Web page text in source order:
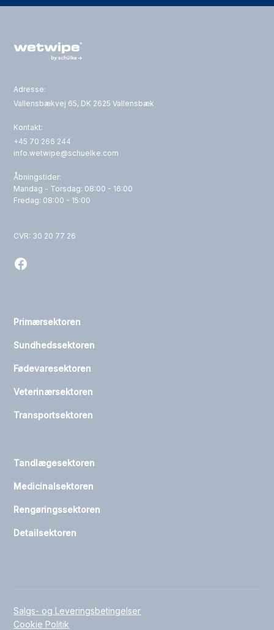
Adresse:
Vallensbækvej 65, DK 2625 Vallensbæk
Kontakt:
+45 70 266 244
info.wetwipe@schuelke.com
Åbningstider:
Mandag - Torsdag: 08:00 - 16:00
Fredag: 08:00 - 15:00
CVR: 30 20 77 26
Primærsektoren
Sundhedssektoren
Fødevaresektoren
Veterinærsektoren
Transportsektoren
Tandlægesektoren
Medicinalsektoren
Rengøringssektoren
Detailsektoren
Salgs- og Leveringsbetingelser
Cookie Politik